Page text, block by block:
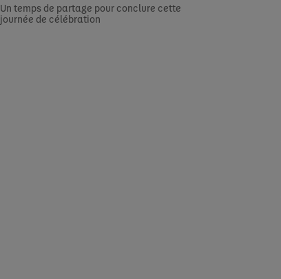
Un temps de partage pour conclure cette
journée de célébration